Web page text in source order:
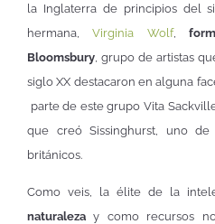
la Inglaterra de principios del
hermana,Virginia Wolf,
Bloomsbury , grupo de artistas
siglo XX destacaron en alguna
parte de este grupo Vita
que creó Sissinghurst, uno
británicos.
Como veis, la élite de la
naturaleza y como recursos